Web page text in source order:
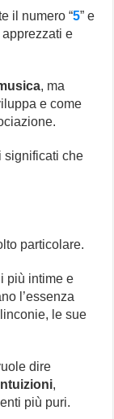
il numero “5” e
e
, ma
e come
significati che
particolare.
più intime e
l’essenza
le sue
dire
,
più puri.